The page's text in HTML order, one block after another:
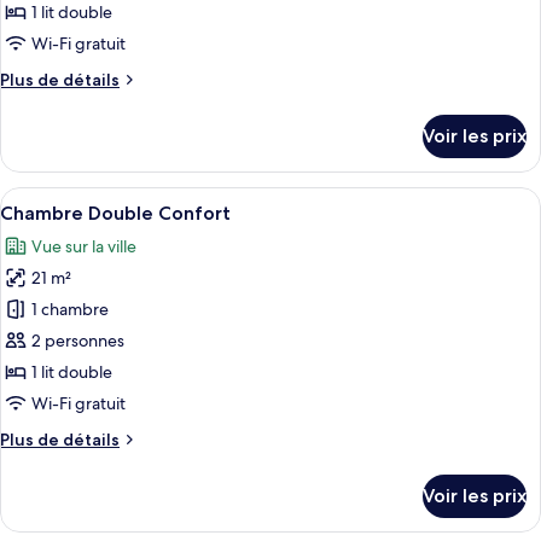
Suite
photos
pour
ce
chambre :
Standard
Suite
1 lit double
Wi-Fi gratuit
Plus de détails
Plus
le
type
de
Standard
Suite
Voir les prix
Afficher
toutes
les
photos
pour
ce
type
de
chambre :
Chambre
Une chambre d’hôtel équipée d’un
5
Chambre Double Confort
Vue sur la ville
21 m²
1 chambre
2 personnes
1 lit double
Wi-Fi gratuit
Plus de détails
Plus
le
Voir les prix